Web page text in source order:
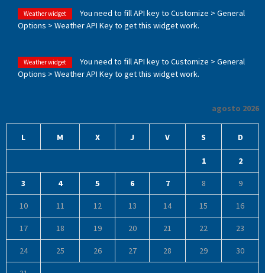
Weather widget
You need to fill API key to Customize > General
Options > Weather API Key to get this widget work.
Weather widget
You need to fill API key to Customize > General
Options > Weather API Key to get this widget work.
agosto 2026
L M X J V S D
1 2
3 4 5 6 7 8 9
10 11 12 13 14 15 16
17 18 19 20 21 22 23
24 25 26 27 28 29 30